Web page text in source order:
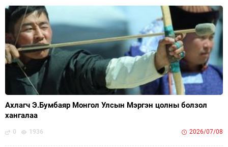
Ахлагч Э.Бумбаяр Монгол Улсын Мэргэн цолны болзол
хангалаа
0 1936 2026/07/08